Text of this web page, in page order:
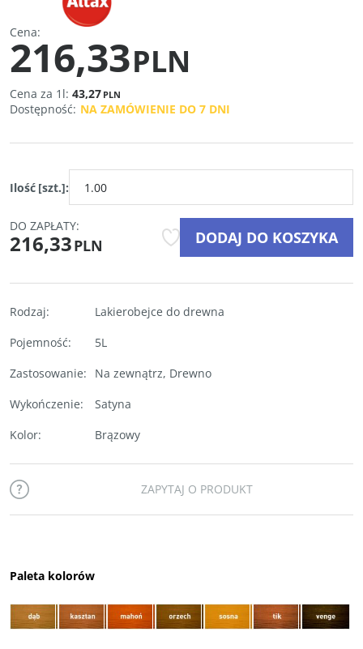
Cena:
216,33PLN
Cena za 1l: 43,27 PLN
Dostępność: NA ZAMÓWIENIE DO 7 DNI
Ilość [szt.]:
DO ZAPŁATY:
216,33PLN DODAJ DO KOSZYKA
Rodzaj:
Lakierobejce do drewna
Pojemność:
5L
Zastosowanie: Na zewnątrz, Drewno
Wykończenie:
Satyna
Kolor: Brązowy
ZAPYTAJ O PRODUKT
Paleta kolorów